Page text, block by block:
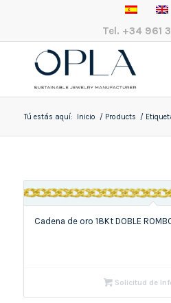
Tel. +34 961
Tú estás aquí: Inicio / Products /
Cadena de oro 18Kt DOBLE
Solicitud de